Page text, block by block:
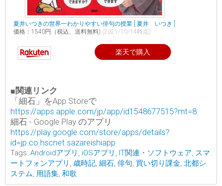
夏井いつきの世界一わかりやすい俳句の授業 [ 夏井 いつき ]
価格：1540円（税込、送料無料) (2021/10/14時点)
楽天で購入
■関連リンク
「細石」をApp Storeで
https://apps.apple.com/jp/app/id1548677515?mt=8
細石 - Google Play のアプリ
https://play.google.com/store/apps/details?
id=jp.co.hscnet.sazareishiapp
Tags: Androidアプリ , iOSアプリ , IT関連・ソフトウェア, スマ
ートフォンアプリ , 歳時記, 細石, 俳句, 買い切り課金, 北都シ
ステム, 用語集, 和歌